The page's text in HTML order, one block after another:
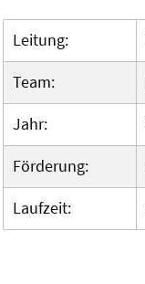
Leitung:
Team:
Jahr:
Förderung:
Laufzeit: